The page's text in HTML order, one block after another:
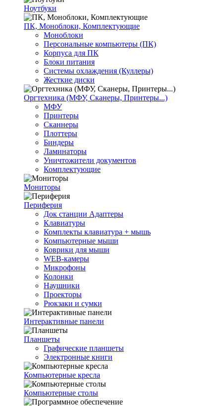
Ноутбуки
ПК, Моноблоки, Комплектующие
Моноблоки
Персональные компьютеры (ПК)
Корпуса для ПК
Блоки питания
Системы охлаждения (Куллеры)
Жесткие диски
Оргтехника (МФУ, Сканеры, Принтеры...)
МФУ
Принтеры
Сканнеры
Плоттеры
Биндеры
Ламинаторы
Уничтожители документов
Комплектующие
Мониторы
Периферия
Док станции Адаптеры
Клавиатуры
Комплекты клавиатура + мышь
Компьютерные мыши
Коврики для мыши
WEB-камеры
Микрофоны
Колонки
Наушники
Проекторы
Рюкзаки и сумки
Интерактивные панели
Планшеты
Графические планшеты
Электронные книги
Компьютерные кресла
Компьютерные столы